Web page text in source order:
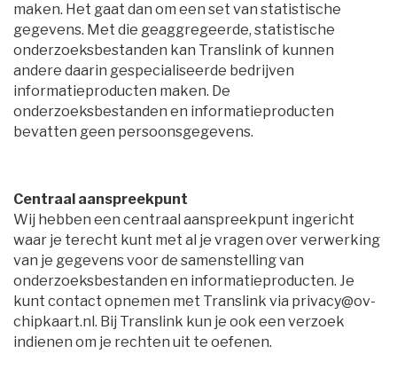
maken. Het gaat dan om een set van statistische
gegevens. Met die geaggregeerde, statistische
onderzoeksbestanden kan Translink of kunnen
andere daarin gespecialiseerde bedrijven
informatieproducten maken. De
onderzoeksbestanden en informatieproducten
bevatten geen persoonsgegevens.
Centraal aanspreekpunt
Wij hebben een centraal aanspreekpunt ingericht
waar je terecht kunt met al je vragen over verwerking
van je gegevens voor de samenstelling van
onderzoeksbestanden en informatieproducten. Je
kunt contact opnemen met Translink via privacy@ov-
chipkaart.nl. Bij Translink kun je ook een verzoek
indienen om je rechten uit te oefenen.